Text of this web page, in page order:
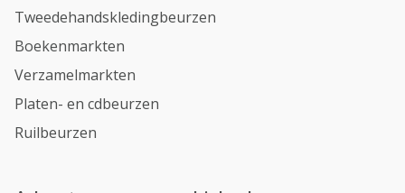
Tweedehandskledingbeurzen
Boekenmarkten
Verzamelmarkten
Platen- en cdbeurzen
Ruilbeurzen